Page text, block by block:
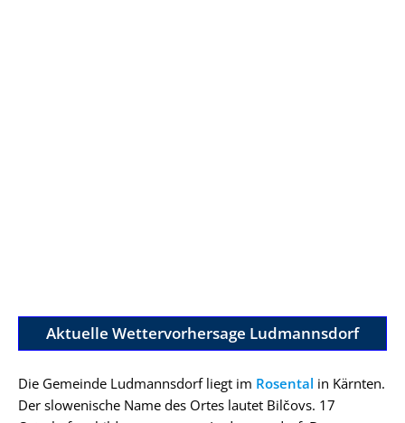
Aktuelle Wettervorhersage Ludmannsdorf
Die Gemeinde Ludmannsdorf liegt im Rosental in Kärnten.
Der slowenische Name des Ortes lautet Bilčovs. 17